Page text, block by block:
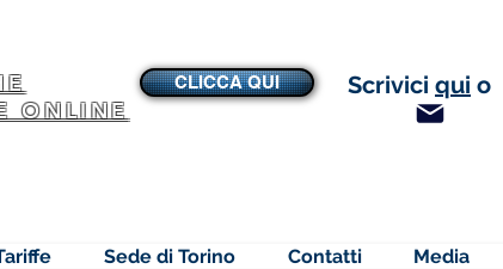
CLICCA QUI
ONLINE
Scrivici qui o
Sede di Torino Contatti Media